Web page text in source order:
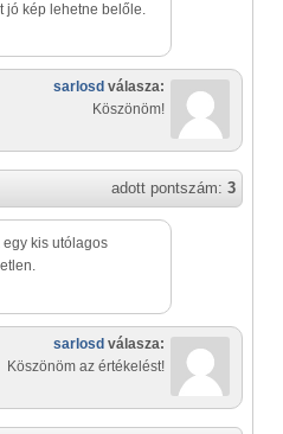
jó kép lehetne belőle.
sarlosd válasza:
Köszönöm!
adott pontszám: 3
egy kis utólagos
sarlosd válasza:
Köszönöm az értékelést!